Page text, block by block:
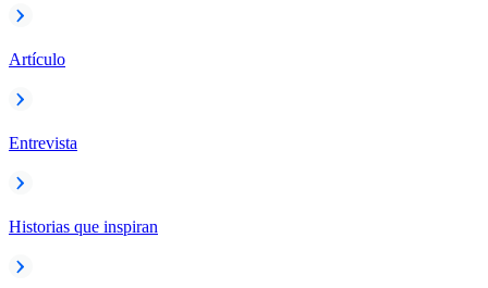
Artículo
Entrevista
Historias que inspiran